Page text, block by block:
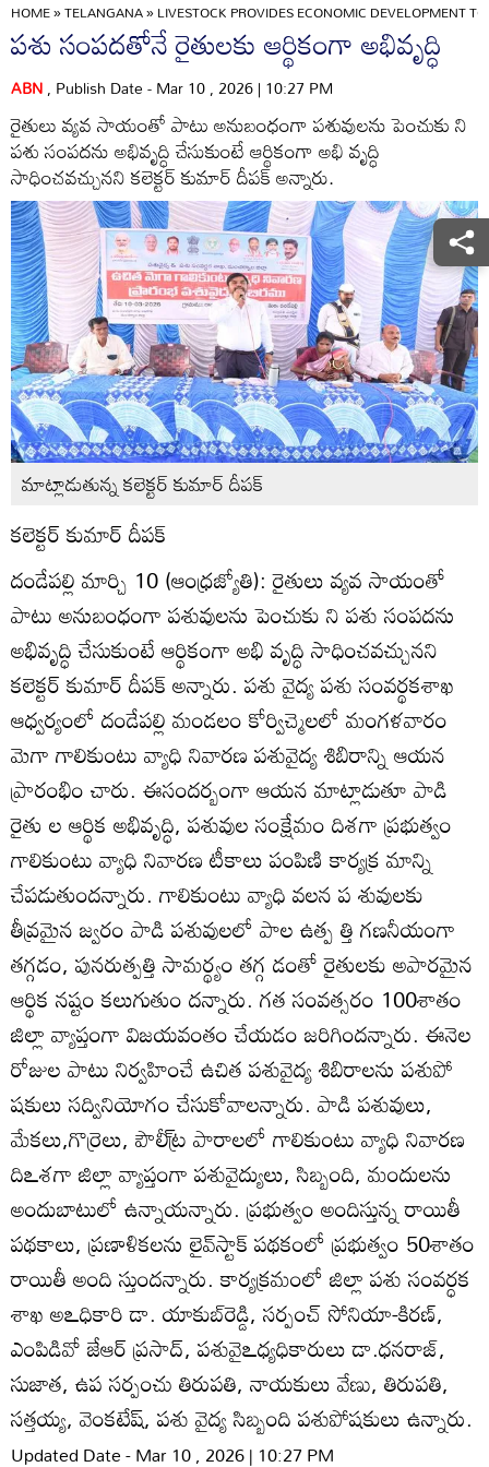
HOME»TELANGANA»LIVESTOCK PROVIDES ECONOMIC DEVELOPMENT
పశు సంపదతోనే రైతులకు ఆర్థికంగా అభివృద్ధి
ABN, Publish Date - Mar 10 , 2026 | 10:27 PM
రైతులు వ్యవ సాయంతో పాటు అనుబంధంగా పశువులను పెంచుకు ని
పశు సంపదను అభివృద్ధి చేసుకుంటే ఆర్థికంగా అభి వృద్ధి
సాధించవచ్చునని కలెక్టర్‌ కుమార్‌ దీపక్‌ అన్నారు.
మాట్లాడుతున్న కలెక్టర్‌ కుమార్‌ దీపక్‌
కలెక్టర్‌ కుమార్‌ దీపక్‌
దండేపల్లి మార్చి 10 (ఆంధ్రజ్యోతి): రైతులు వ్యవ సాయంతో
పాటు అనుబంధంగా పశువులను పెంచుకు ని పశు సంపదను
అభివృద్ధి చేసుకుంటే ఆర్థికంగా అభి వృద్ధి సాధించవచ్చునని
కలెక్టర్‌ కుమార్‌ దీపక్‌ అన్నారు. పశు వైద్య పశు సంవర్థకశాఖ
ఆధ్వర్యంలో దండేపల్లి మండలం కోర్విచ్మెలలో మంగళవారం
మెగా గాలికుంటు వ్యాధి నివారణ పశువైద్య శిబిరాన్ని ఆయన
ప్రారంభిం చారు. ఈసందర్బంగా ఆయన మాట్లాడుతూ పాడి
రైతు ల ఆర్థిక అభివృద్ధి, పశువుల సంక్షేమం దిశగా ప్రభుత్వం
గాలికుంటు వ్యాధి నివారణ టీకాలు పంపిణి కార్యక్ర మాన్ని
చేపడుతుందన్నారు. గాలికుంటు వ్యాధి వలన ప శువులకు
తీవ్రమైన జ్వరం పాడి పశువులలో పాల ఉత్ప త్తి గణనీయంగా
తగ్గడం, పునరుత్పత్తి సామర్థ్యం తగ్గ డంతో రైతులకు అపారమైన
ఆర్థిక నష్టం కలుగుతుం దన్నారు. గత సంవత్సరం 100శాతం
జిల్లా వ్యాప్తంగా విజయవంతం చేయడం జరిగిందన్నారు. ఈనెల
రోజుల పాటు నిర్వహించే ఉచిత పశువైద్య శిబిరాలను పశుపో
షకులు సద్వినియోగం చేసుకోవాలన్నారు. పాడి పశువులు,
మేకలు,గొర్రెలు, పౌలీ్ట్ర పారాలలో గాలికుంటు వ్యాధి నివారణ
దిఽశగా జిల్లా వ్యాప్తంగా పశువైద్యులు, సిబ్బంది, మందులను
అందుబాటులో ఉన్నాయన్నారు. ప్రభుత్వం అందిస్తున్న రాయితీ
పథకాలు, ప్రణాళికలను లైవ్‌స్టాక్‌ పథకంలో ప్రభుత్వం 50శాతం
రాయితీ అంది స్తుందన్నారు. కార్యక్రమంలో జిల్లా పశు సంవర్ధక
శాఖ అఽధికారి డా. యాకుబ్‌రెడ్డి, సర్పంచ్‌ సోనియా-కిరణ్‌,
ఎంపిడివో జేఆర్‌ ప్రసాద్‌, పశువైఽధ్యధికారులు డా.ధనరాజ్‌,
సుజాత, ఉప సర్పంచు తిరుపతి, నాయకులు వేణు, తిరుపతి,
సత్తయ్య, వెంకటేష్‌, పశు వైద్య సిబ్బంది పశుపోషకులు ఉన్నారు.
Updated Date - Mar 10 , 2026 | 10:27 PM